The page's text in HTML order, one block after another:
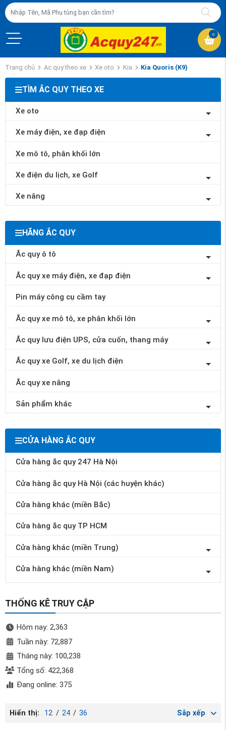
0
Trang chủ Ac quy theo xe Xe oto Kia Kia Quoris (K9)
TÌM ẮC QUY THEO XE
Xe oto
Xe máy điện, xe đạp điện
Xe mô tô, phân khối lớn
Xe điện du lịch, xe Golf
Xe nâng
HÃNG ẮC QUY
Ắc quy ô tô
Ắc quy xe máy điện, xe đạp điện
Pin máy công cụ cầm tay
Ắc quy xe mô tô, xe phân khối lớn
Ắc quy lưu điện UPS, cửa cuốn, thang máy
Ắc quy xe Golf, xe du lịch điện
Ắc quy xe nâng
Sản phẩm khác
CỬA HÀNG ẮC QUY
Cửa hàng ắc quy 247 Hà Nội
Cửa hàng ắc quy Hà Nội (các huyện khác)
Cửa hàng khác (miền Bắc)
Cửa hàng ắc quy TP HCM
Cửa hàng khác (miền Trung)
Cửa hàng khác (miền Nam)
THỐNG KÊ TRUY CẬP
Hôm nay: 2,363
Tuần này: 72,887
Tháng này: 100,238
Tổng số: 422,368
Đang online: 375
Hiển thị: 12 / 24 / 36 Sắp xếp